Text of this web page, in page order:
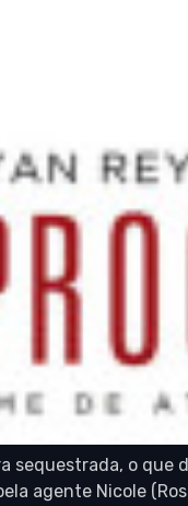
sequestrada, o
agente Nicole